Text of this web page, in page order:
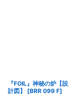
『FOIL』神秘の炉【設
計図】
[BRR 099 F]